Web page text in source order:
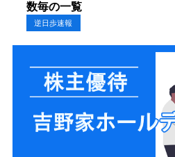
数毎の一覧
逆日歩速報